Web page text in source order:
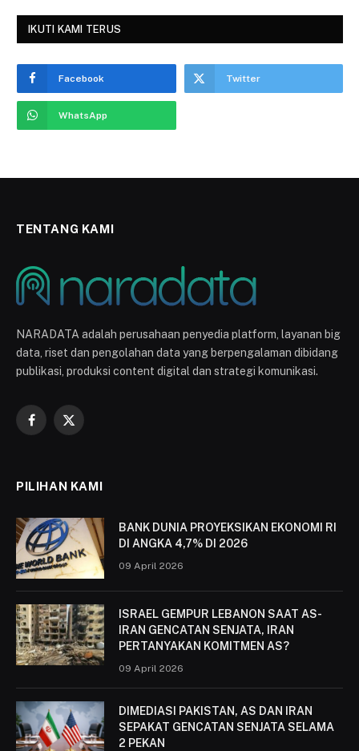
IKUTI KAMI TERUS
Facebook Twitter
WhatsApp
TENTANG KAMI
NARADATA adalah perusahaan penyedia platform, layanan big
data, riset dan pengolahan data yang berpengalaman dibidang
publikasi, produksi content digital dan strategi komunikasi.
Facebook
X
PILIHAN KAMI
BANK DUNIA PROYEKSIKAN EKONOMI RI
DI ANGKA 4,7% DI 2026
09 April 2026
ISRAEL GEMPUR LEBANON SAAT AS-
IRAN GENCATAN SENJATA, IRAN
PERTANYAKAN KOMITMEN AS?
09 April 2026
DIMEDIASI PAKISTAN, AS DAN IRAN
SEPAKAT GENCATAN SENJATA SELAMA
2 PEKAN